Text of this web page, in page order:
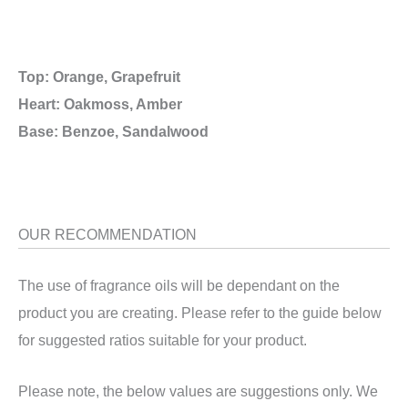
Top: Orange, Grapefruit
Heart: Oakmoss, Amber
Base: Benzoe, Sandalwood
OUR RECOMMENDATION
The use of fragrance oils will be dependant on the
product you are creating. Please refer to the guide below
for suggested ratios suitable for your product.
Please note, the below values are suggestions only. We